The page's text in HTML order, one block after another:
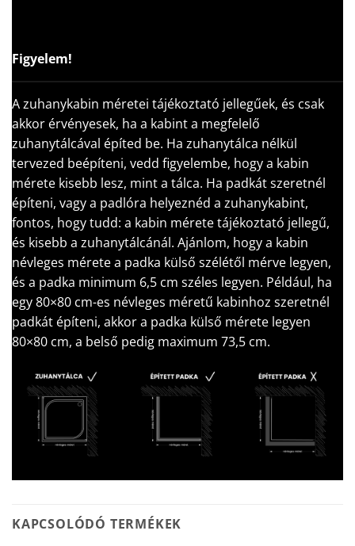
Figyelem!
A zuhanykabin méretei tájékoztató jellegűek, és csak
akkor érvényesek, ha a kabint a megfelelő
zuhanytálcával építed be. Ha zuhanytálca nélkül
tervezed beépíteni, vedd figyelembe, hogy a kabin
mérete kisebb lesz, mint a tálca. Ha padkát szeretnél
építeni, vagy a padlóra helyeznéd a zuhanykabint,
fontos, hogy tudd: a kabin mérete tájékoztató jellegű,
és kisebb a zuhanytálcánál. Ajánlom, hogy a kabin
névleges mérete a padka külső szélétől mérve legyen,
és a padka minimum 6,5 cm széles legyen. Például, ha
egy 80×80 cm-es névleges méretű kabinhoz szeretnél
padkát építeni, akkor a padka külső mérete legyen
80×80 cm, a belső pedig maximum 73,5 cm.
KAPCSOLÓDÓ TERMÉKEK